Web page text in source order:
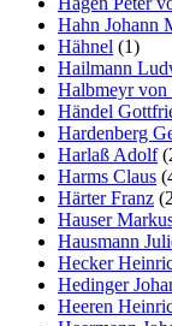
Hahn Johann
Hähnel (1)
Hailmann
Halbmeyr von
Händel
Hardenberg
Harlaß Adolf
Harms Claus
Härter Franz
Hauser
Hausmann
Hecker
Hedinger
Heeren